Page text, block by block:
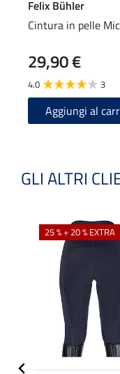
Felix Bühler
Cintura in pelle
29,90 €
4.0 3
Aggiungi al
GLI ALTRI
25 % + 20 % EXTRA